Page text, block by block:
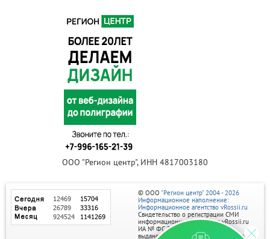
ООО "Регион центр", ИНН 4817003180
© ООО "Регион центр" 2004 - 2026
Информационное наполнение:
Информационное агентство vRossii.ru
Свидетельство о регистрации СМИ
информационного агентства vRossii.ru
ИА № ФС 77‑35502
выдано РОСКОМНАДЗОРом 04 марта